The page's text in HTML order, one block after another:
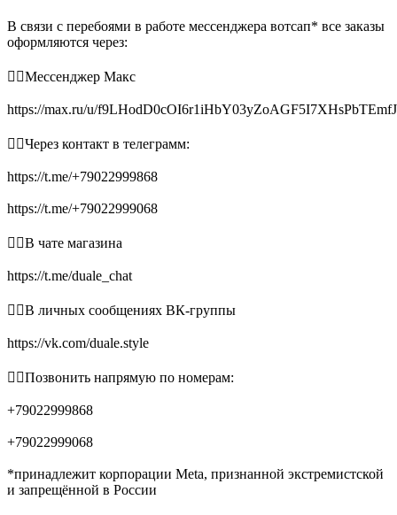
В связи с перебоями в работе мессенджера вотсап* все заказы
оформляются через:
👉🏻Мессенджер Макс
https://max.ru/u/
👉🏻Через контакт в телеграмм:
https://t.me/+79022999868
https://t.me/+79022999068
👉🏻В чате магазина
https://t.me/duale_chat
👉🏻В личных сообщениях ВК-группы
https://vk.com/duale.style
👉🏻Позвонить напрямую по номерам:
+79022999868
+79022999068
*принадлежит корпорации Meta, признанной экстремистской
и запрещённой в России